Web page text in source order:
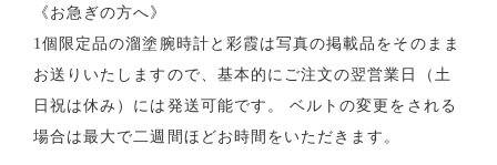
《お急ぎの方へ》
1個限定品の溜塗腕時計と彩霞は写真の掲載品をそのまま
お送りいたしますので、基本的にご注文の翌営業日（土
日祝は休み）には発送可能です。
ベルトの変更をされる
場合は最大で二週間ほどお時間をいただきます。